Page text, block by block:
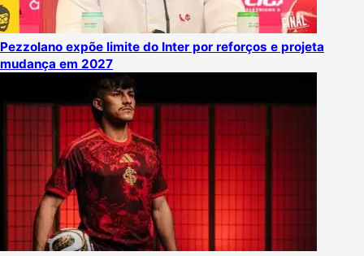
Pezzolano expõe limite do Inter por reforços e projeta
mudança em 2027